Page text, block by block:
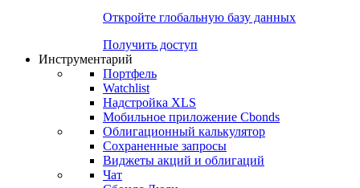
Консенсусы
Попробуйте7-дневный
Откройте глобальную базу данных
Получить доступ
Инструментарий
Портфель
Watchlist
Надстройка XLS
Мобильное приложение Cbonds